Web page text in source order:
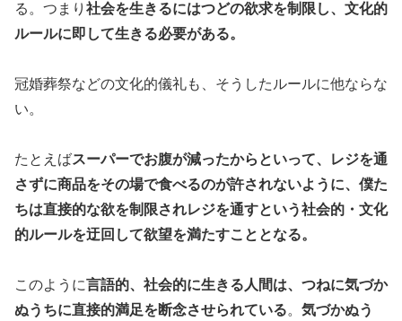
る。つまり 社会を生きるにはつどの欲求を制限し、文化的
ルールに即して生きる必要がある。
冠婚葬祭などの文化的儀礼も、そうしたルールに他ならな
い。
たとえばスーパーでお腹が減ったからといって、レジを通
さずに商品をその場で食べるのが許されないように、僕た
ちは直接的な欲を制限されレジを通すという社会的・文化
的ルールを迂回して欲望を満たすこととなる。
このように言語的、社会的に生きる人間は、つねに気づか
ぬうちに直接的満足を断念させられている。 気づかぬう